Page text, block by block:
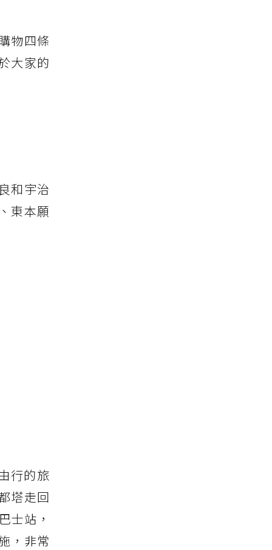
物四條
大家的
和宇治
東本願
行的旅
塔走回
士站，
，非常